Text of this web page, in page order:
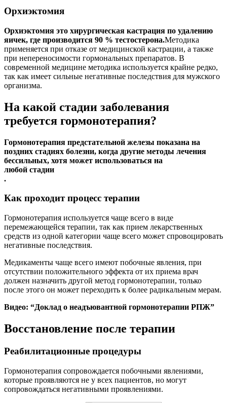
Орхиэктомия
Орхиэктомия это хирургическая кастрация по удалению
яичек, где производится 90 % тестостерона.Методика
применяется при отказе от медицинской кастрации, а также
при непереносимости гормональных препаратов. В
современной медицине методика используется крайне редко,
так как имеет сильные негативные последствия для мужского
организма.
На какой стадии заболевания
требуется гормонотерапия?
Гормонотерапия предстательной железы показана на
поздних стадиях болезни, когда другие методы лечения
бессильных, хотя может использоваться на
любой стадии
.
Как проходит процесс терапии
Гормонотерапия используется чаще всего в виде
перемежающейся терапии, так как прием лекарственных
средств из одной категории чаще всего может спровоцировать
негативные последствия.
Медикаменты чаще всего имеют побочные явления, при
отсутствии положительного эффекта от их приема врач
должен назначить другой метод гормонотерапии, только
после этого он может переходить к более радикальным мерам.
Видео: “Доклад о неадъювантной гормонотерапии РПЖ”
Восстановление после терапии
Реабилитационные процедуры
Гормонотерапия сопровождается побочными явлениями,
которые проявляются не у всех пациентов, но могут
сопровождаться негативными проявлениями.